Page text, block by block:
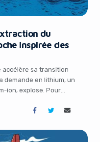
du
Inspirée des
accélère sa transition
demande en lithium, un
ion, explose. Pour
d’extraction directe du
Un procédé
Ad-Blocker